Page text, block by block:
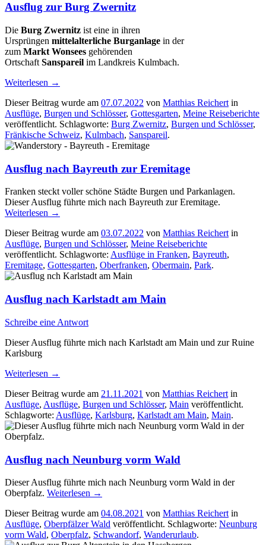
Ausflug zur Burg Zwernitz
Die Burg Zwernitz ist eine in ihren
Ursprüngen mittelalterliche Burganlage in der
zum Markt Wonsees gehörenden
Ortschaft Sanspareil im Landkreis Kulmbach.
Weiterlesen →
Dieser Beitrag wurde am 07.07.2022 von Matthias Reichert in
Ausflüge, Burgen und Schlösser, Gottesgarten, Meine Reiseberichte
veröffentlicht. Schlagworte: Burg Zwernitz, Burgen und Schlösser,
Fränkische Schweiz, Kulmbach, Sanspareil.
Ausflug nach Bayreuth zur Eremitage
Franken steckt voller schöne Städte Burgen und Parkanlagen.
Dieser Ausflug führte mich nach Bayreuth zur Eremitage.
Weiterlesen →
Dieser Beitrag wurde am 03.07.2022 von Matthias Reichertin
Ausflüge, Burgen und Schlösser, Meine Reiseberichte
veröffentlicht. Schlagworte: Ausflüge in Franken, Bayreuth,
Eremitage, Gottesgarten, Oberfranken, Obermain, Park.
Ausflug nach Karlstadt am Main
Schreibe eine Antwort
Dieser Ausflug führte mich nach Karlstadt am Main und zur Ruine
Karlsburg
Weiterlesen →
Dieser Beitrag wurde am 21.11.2021 von Matthias Reichert in
Ausflüge, Ausflüge, Burgen und Schlösser, Main veröffentlicht.
Schlagworte: Ausflüge, Karlsburg, Karlstadt am Main, Main.
Ausflug nach Neunburg vorm Wald
Dieser Ausflug führte mich nach Neunburg vorm Wald in der
Oberpfalz. Weiterlesen →
Dieser Beitrag wurde am 04.08.2021 von Matthias Reichert in
Ausflüge, Oberpfälzer Wald veröffentlicht. Schlagworte: Neunburg
vorm Wald, Oberpfalz, Schwandorf, Wanderurlaub.